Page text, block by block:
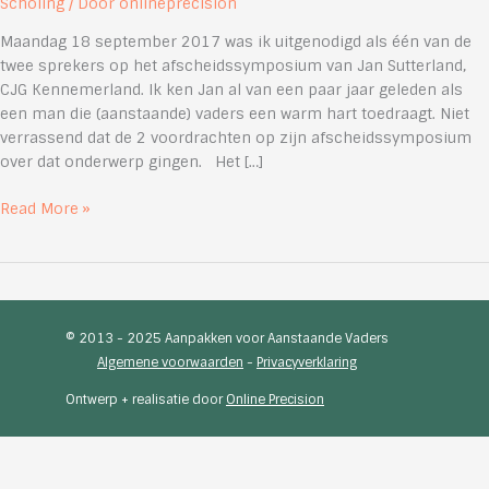
Maandag 18 september 2017 was ik uitgenodigd als één van de
twee sprekers op het afscheidssymposium van Jan Sutterland,
CJG Kennemerland. Ik ken Jan al van een paar jaar geleden als
een man die (aanstaande) vaders een warm hart toedraagt. Niet
verrassend dat de 2 voordrachten op zijn afscheidssymposium
over dat onderwerp gingen. Het […]
Vadercursus
Read More »
© 2013 - 2025 Aanpakken voor Aanstaande Vaders
Algemene voorwaarden - Privacyverklaring
Ontwerp + realisatie doorOnline Precision